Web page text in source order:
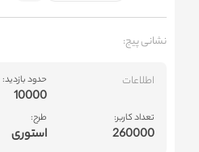
نشانی پیج:
اطلاعات
تعداد کاربر:
260000
حدود بازدید:
10000
طرح:
استوری